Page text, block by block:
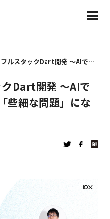
StailerのフルスタックDart開発 〜AIで言語の壁はどこまで「些細な問題」になったのか〜
Dart開発 〜AIで
些細な問題」にな